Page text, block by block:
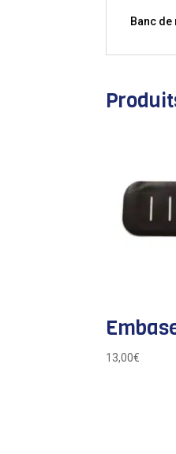
Banc
13,00€